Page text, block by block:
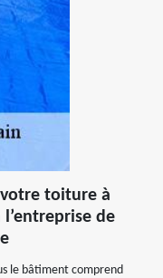
votre toiture à
de
le bâtiment comprend